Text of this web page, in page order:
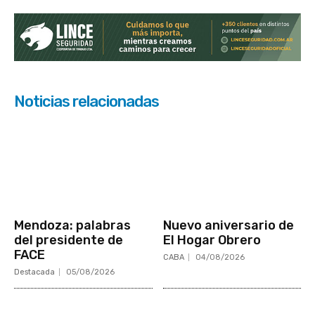
Noticias relacionadas
Mendoza: palabras
del presidente de
FACE
Destacada 05/08/2026
Nuevo aniversario de
El Hogar Obrero
CABA 04/08/2026